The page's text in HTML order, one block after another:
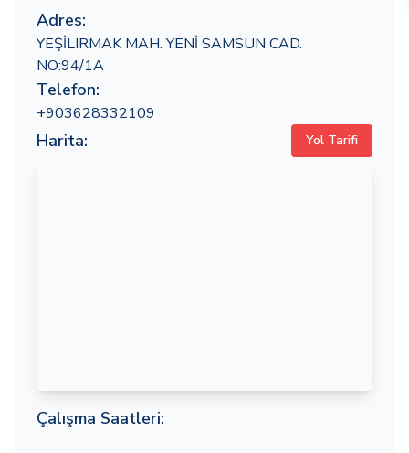
Adres:
YEŞİLIRMAK MAH. YENİ SAMSUN CAD.
NO:94/1A
Telefon:
+903628332109
Harita: Yol Tarifi
Çalışma Saatleri: